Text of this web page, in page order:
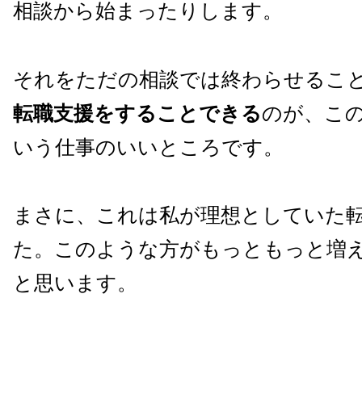
相談から始まったりします。
それをただの相談では終わらせるこ
転職支援をすることできるのが、こ
いう仕事のいいところです。
まさに、これは私が理想としていた
た。このような方がもっともっと増
と思います。